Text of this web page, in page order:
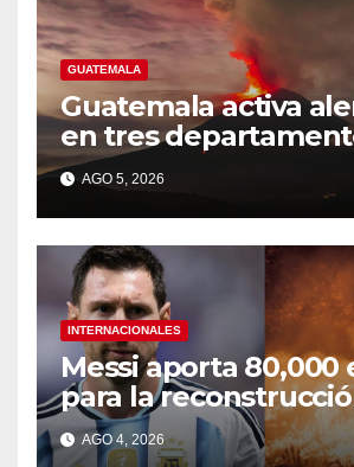
GUATEMALA
Guatemala activa
en tres
cercanos al volcán de
AGO 5, 2026
INTERNACIONALES
Messi aporta 80,000
para la
zonas afectadas por
en Madrid
AGO 4, 2026